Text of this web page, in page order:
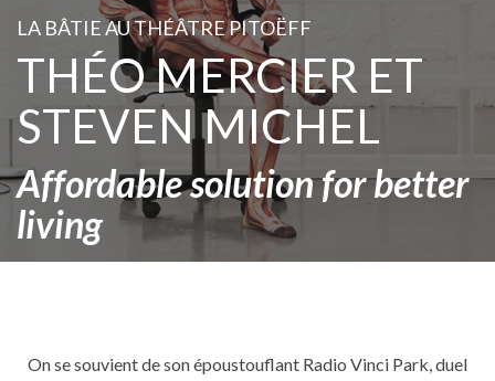
ADHÉREZ
LA BÂTIE AU THÉÂTRE PITOËFF
THÉO MERCIER ET
STEVEN MICHEL
Affordable solution for better
living
On se souvient de son époustouflant Radio Vinci Park, duel